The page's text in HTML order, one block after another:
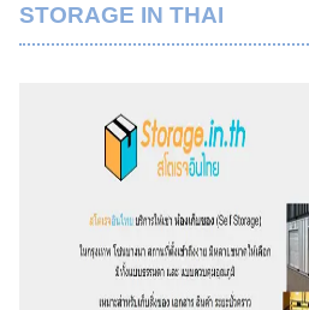
STORAGE IN THAI